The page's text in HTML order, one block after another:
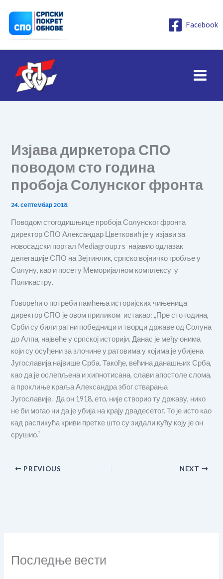
садржај
Facebook
Изјава диркетора СПО
поводом сто година
пробоја Солунског фронта
24. септембар 2018.
Поводом стогодишњице пробоја Солунског фронта
директор СПО Александар Цветковић је у изјави за
новосадски портал Mediagroup.rs најавио одлазак
делегације СПО на Зејтинлик, српско војничко гробље у
Солуну, као и посету Меморијалном комплексу у
Поликастру.
Говорећи о потреби памћења историјских чињеница
директор СПО је овом приликом истакао: „Пре сто година,
Срби су били ратни победници и творци државе од Солуна
до Алпа, највеће у српској историји. Данас је међу онима
који су осуђени за злочине у ратовима у којима је убијена
Југославија највише Срба. Такође, већина данашњих Срба,
као да је ослепљена и хипнотисана, слави апостоле слома,
а проклиње краља Александра због стварања
Југославије. Да он 1918, ето, није створио ту државу, нико
не би могао ни да је убија на крају двадесетог. То је исто као
кад распикућа криви претке што су зидали кућу коју је он
срушио.“
PREVIOUS NEXT
Последње вести